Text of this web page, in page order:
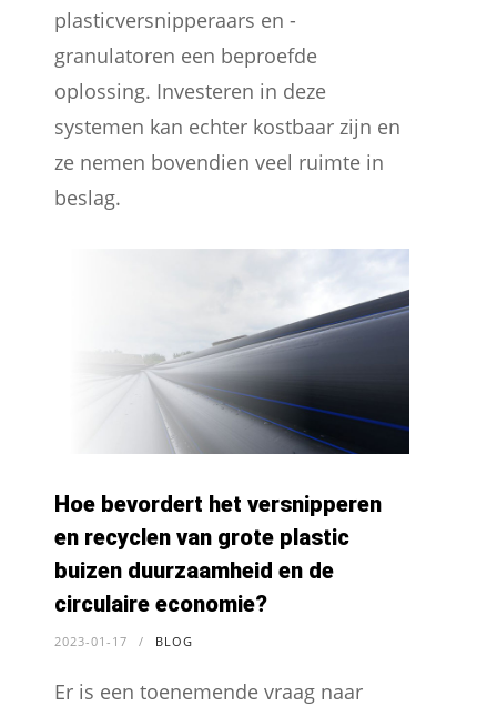
plasticversnipperaars en -
granulatoren een beproefde
oplossing. Investeren in deze
systemen kan echter kostbaar zijn en
ze nemen bovendien veel ruimte in
beslag.
Hoe bevordert het versnipperen
en recyclen van grote plastic
buizen duurzaamheid en de
circulaire economie?
2023-01-17 / BLOG
Er is een toenemende vraag naar